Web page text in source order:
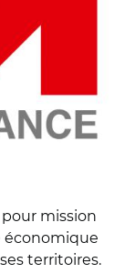
pour mission
économique
territoires.